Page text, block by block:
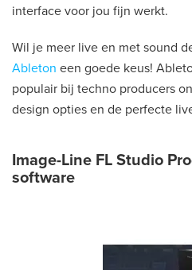
interface voor jou fijn werkt.
Wil je meer live en met sound
Ableton een goede keus!
populair bij techno producers
design opties en de perfecte
Image-Line FL Studio
software